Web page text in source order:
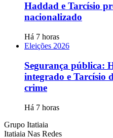
Haddad e Tarcísio
nacionalizado
Há 7 horas
Eleições 2026
Segurança pública:
integrado e Tarcísio
crime
Há 7 horas
Grupo Itatiaia
Itatiaia Nas Redes